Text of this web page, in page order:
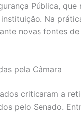
Pública,
Na
novas fontes de
pela Câmara
criticaram a
pelo Senado.